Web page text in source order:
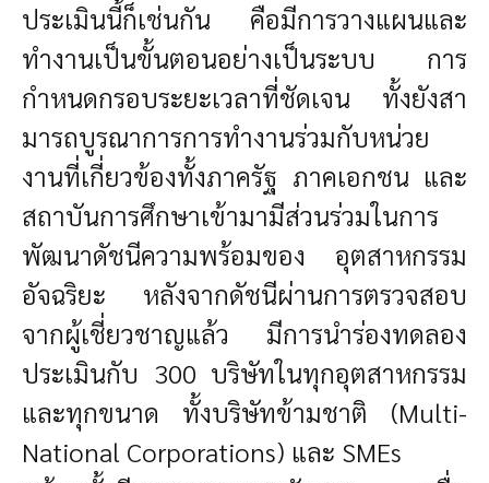
ประเมินนี้ก็เช่นกัน คือมีการวางแผนและ
ทำงานเป็นขั้นตอนอย่างเป็นระบบ การ
กำหนดกรอบระยะเวลาที่ชัดเจน ทั้งยังสา
มารถบูรณาการการทำงานร่วมกับหน่วย
งานที่เกี่ยวข้องทั้งภาครัฐ ภาคเอกชน และ
สถาบันการศึกษาเข้ามามีส่วนร่วมในการ
พัฒนาดัชนีความพร้อมของ อุตสาหกรรม
อัจฉริยะ หลังจากดัชนีผ่านการตรวจสอบ
จากผู้เชี่ยวชาญแล้ว มีการนำร่องทดลอง
ประเมินกับ 300 บริษัทในทุกอุตสาหกรรม
และทุกขนาด ทั้งบริษัทข้ามชาติ (Multi-
National Corporations) และ SMEs